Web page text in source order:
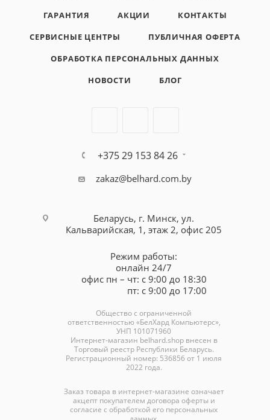
ГАРАНТИЯ
АКЦИИ
КОНТАКТЫ
СЕРВИСНЫЕ ЦЕНТРЫ
ПУБЛИЧНАЯ ОФЕРТА
ОБРАБОТКА ПЕРСОНАЛЬНЫХ ДАННЫХ
НОВОСТИ
БЛОГ
+375 29 153 84 26
zakaz@belhard.com.by
Беларусь, г. Минск, ул.
Кальварийская, 1, этаж 2, офис 205
Режим работы:
онлайн 24/7
офис пн – чт: с 9:00 до 18:30
пт: с 9:00 до 17:00
Общество с ограниченной
ответственностью «БелХард Компьютерс»,
УНП 101071960
Интернет-магазин belhard.shopвнесен в
Торговый реестр Республики Беларусь.
Регистрационный номер: 536856 от 1 июля
2022 года.
Заказ товара в интернет-магазине означает
акцепт покупателем договора оферты и
согласие с обработкой его персональных